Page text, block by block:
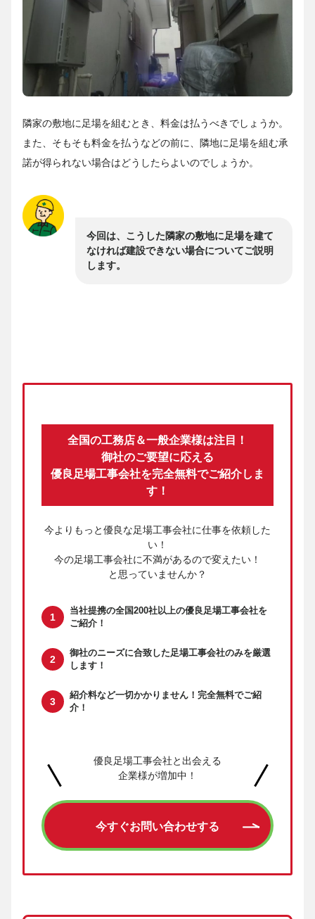
隣家の敷地に足場を組むとき、料金は払うべきでしょうか。
また、そもそも料金を払うなどの前に、隣地に足場を組む承
諾が得られない場合はどうしたらよいのでしょうか。
今回は、こうした隣家の敷地に足場を建て
なければ建設できない場合についてご説明
します。
全国の工務店＆一般企業様は注目！
御社のご要望に応える
優良足場工事会社を完全無料でご紹介しま
す！
今よりもっと優良な足場工事会社に仕事を依頼した
い！
今の足場工事会社に不満があるので変えたい！
と思っていませんか？
当社提携の全国200社以上の優良足場工事会社を
ご紹介！
御社のニーズに合致した足場工事会社のみを厳選
します！
紹介料など一切かかりません！ 完全無料でご紹
介！
優良足場工事会社と出会える
企業様が増加中！
今すぐお問い合わせする